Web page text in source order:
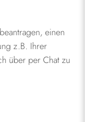
einen
z.B. Ihrer
über per Chat zu